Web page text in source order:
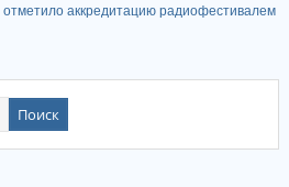
аккредитацию радиофестивалем